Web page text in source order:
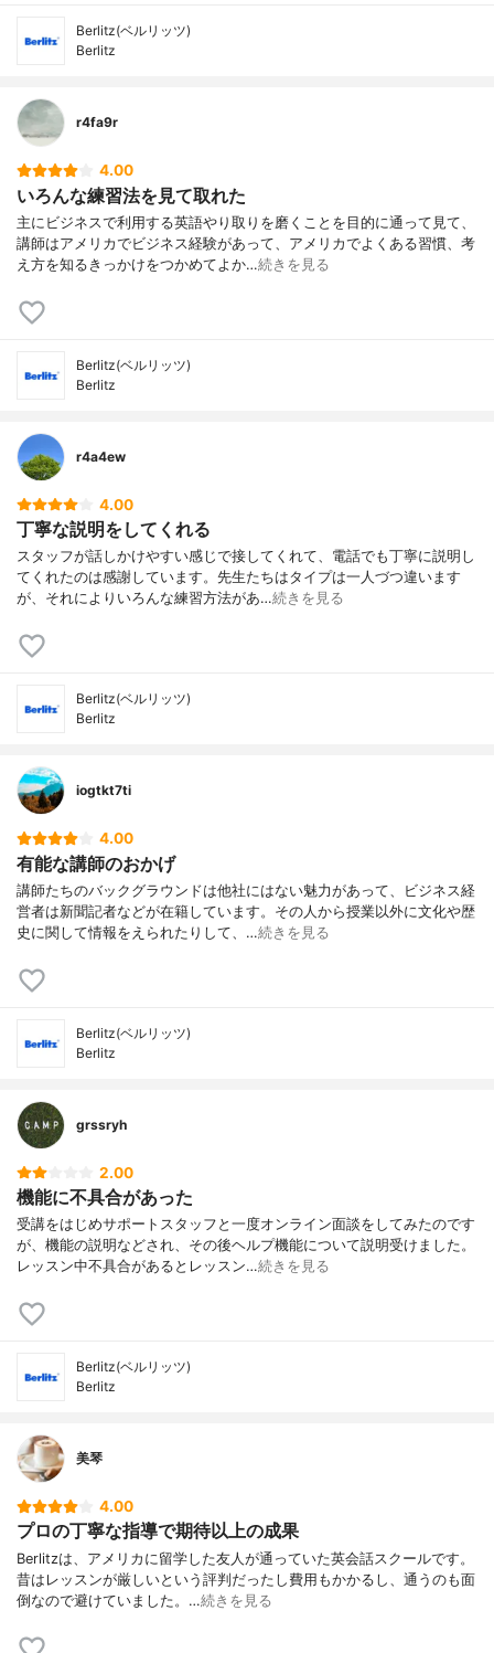
Berlitz(ベルリッツ)
Berlitz
r4fa9r
4.00
いろんな練習法を見て取れた
主にビジネスで利用する英語やり取りを磨くことを目的に通って見て、
講師はアメリカでビジネス経験があって、アメリカでよくある習慣、考
え方を知るきっかけをつかめてよか…続きを見る
Berlitz(ベルリッツ)
Berlitz
r4a4ew
4.00
丁寧な説明をしてくれる
スタッフが話しかけやすい感じで接してくれて、電話でも丁寧に説明し
てくれたのは感謝しています。先生たちはタイプは一人づつ違います
が、それによりいろんな練習方法があ…続きを見る
Berlitz(ベルリッツ)
Berlitz
iogtkt7ti
4.00
有能な講師のおかげ
講師たちのバックグラウンドは他社にはない魅力があって、ビジネス経
営者は新聞記者などが在籍しています。その人から授業以外に文化や歴
史に関して情報をえられたりして、…続きを見る
Berlitz(ベルリッツ)
Berlitz
grssryh
2.00
機能に不具合があった
受講をはじめサポートスタッフと一度オンライン面談をしてみたのです
が、機能の説明などされ、その後ヘルプ機能について説明受けました。
レッスン中不具合があるとレッスン…続きを見る
Berlitz(ベルリッツ)
Berlitz
美琴
4.00
プロの丁寧な指導で期待以上の成果
Berlitzは、アメリカに留学した友人が通っていた英会話スクールです。
昔はレッスンが厳しいという評判だったし費用もかかるし、通うのも面
倒なので避けていました。…続きを見る